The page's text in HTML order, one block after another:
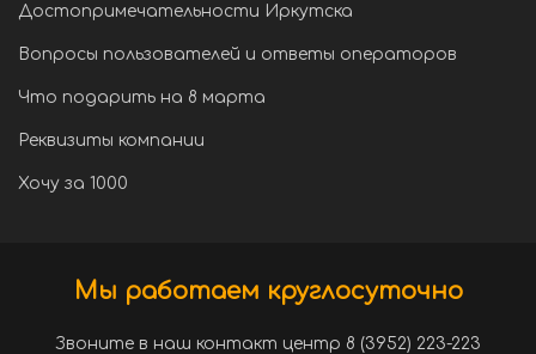
Достопримечательности Иркутска
Вопросы пользователей и ответы операторов
Что подарить на 8 марта
Реквизиты компании
Хочу за 1000
Мы работаем круглосуточно
Звоните в наш контакт центр 8 (3952) 223-223